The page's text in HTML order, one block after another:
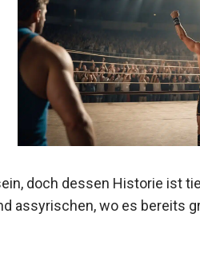
doch dessen Historie ist
und assyrischen, wo es